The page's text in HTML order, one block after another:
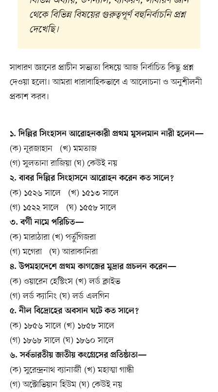
থেকে বিভিন্ন বিষয়ের গুরুত্বপূর্ণ বহুনির্বাচনি প্রশ্ন
দেখেছি।
সাধারণ জ্ঞানের প্রাচীন সভ্যতা বিষয়ে আজ নির্বাচিত কিছু প্রশ্ন
দেওয়া হলো। আমরা ধারাবাহিকভাবে এ আলোচনা ও অনুশীলনী
প্রকাশ করব।
১. দিল্লির সিংহাসন আরোহনকারী প্রথম মুসলমান নারী হলেন—
(ক) নূরজাহান (খ) মমতাজ
(গ) সুলতানা রাজিয়া (ঘ) কেউই নয়
২. বাবর দিল্লির সিংহাসনে আরোহন করেন কত সালে?
(ক) ১৫২৬ সালে (খ) ১৫১৩ সালে
(গ) ১৫২২ সালে (ঘ) ১৫৫৮ সালে
৩. বর্গী নামে পরিচিত—
(ক) মারাঠারা (খ) পর্তুগিজরা
(গ) মগেরা (ঘ) আরাকানিরা
৪. উপমহাদেশে প্রথম কাগজের মুদ্রার প্রচলন করেন—
(ক) ওয়ারেন হেস্টিংস (খ) লর্ড ক্লাইভ
(গ) লর্ড ক্যানিং (ঘ) লর্ড এলগিন
৫. নীল বিদ্রোহের অবসান ঘটে কত সালে?
(ক) ১৮৫৬ সালে (খ) ১৮৫৮ সালে
(গ) ১৮৬৮ সালে (ঘ) ১৮৬০ সালে
৬. সর্বভারতীয় জাতীয় কংগ্রেসের প্রতিষ্ঠাতা—
(ক) সুরেন্দ্রনাথ ব্যানার্জী (খ) মহাত্মা গান্ধী
(গ) অক্টোভিয়ান হিউম (ঘ) কেউই নয়